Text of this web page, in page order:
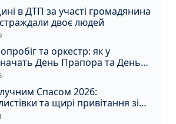
в ДТП за участі громадянина
двоє людей
та оркестр: як у
День Прапора та День
Спасом 2026:
та щирі привітання зі